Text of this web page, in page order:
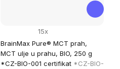
BrainMax Pure® MCT prah,
MCT ulje u prahu, BIO, 250 g
*CZ-BIO-001 certifikat *CZ-BIO-
15x